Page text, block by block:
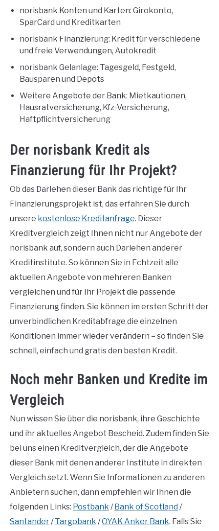
norisbank Konten und Karten: Girokonto,
SparCard und Kreditkarten
norisbank Finanzierung: Kredit für verschiedene
und freie Verwendungen, Autokredit
norisbank Gelanlage: Tagesgeld, Festgeld,
Bausparen und Depots
Weitere Angebote der Bank: Mietkautionen,
Hausratversicherung, Kfz-Versicherung,
Haftpflichtversicherung
Der norisbank Kredit als
Finanzierung für Ihr Projekt?
Ob das Darlehen dieser Bank das richtige für Ihr
Finanzierungsprojekt ist, das erfahren Sie durch
unsere kostenlose Kreditanfrage. Dieser
Kreditvergleich zeigt Ihnen nicht nur Angebote der
norisbank auf, sondern auch Darlehen anderer
Kreditinstitute. So können Sie in Echtzeit alle
aktuellen Angebote von mehreren Banken
vergleichen und für Ihr Projekt die passende
Finanzierung finden. Sie können im ersten Schritt der
unverbindlichen Kreditabfrage die einzelnen
Konditionen immer wieder verändern – so finden Sie
schnell, einfach und gratis den besten Kredit.
Noch mehr Banken und Kredite im
Vergleich
Nun wissen Sie über die norisbank, ihre Geschichte
und ihr aktuelles Angebot Bescheid. Zudem finden Sie
bei uns einen Kreditvergleich, der die Angebote
dieser Bank mit denen anderer Institute in direkten
Vergleich setzt. Wenn Sie Informationen zu anderen
Anbietern suchen, dann empfehlen wir Ihnen die
folgenden Links: Postbank /Bank of Scotland /
Santander/Targobank /OYAK Anker Bank. Falls Sie